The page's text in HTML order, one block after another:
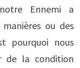
Ennemi a
ou des
pourquoi nous
de la condition